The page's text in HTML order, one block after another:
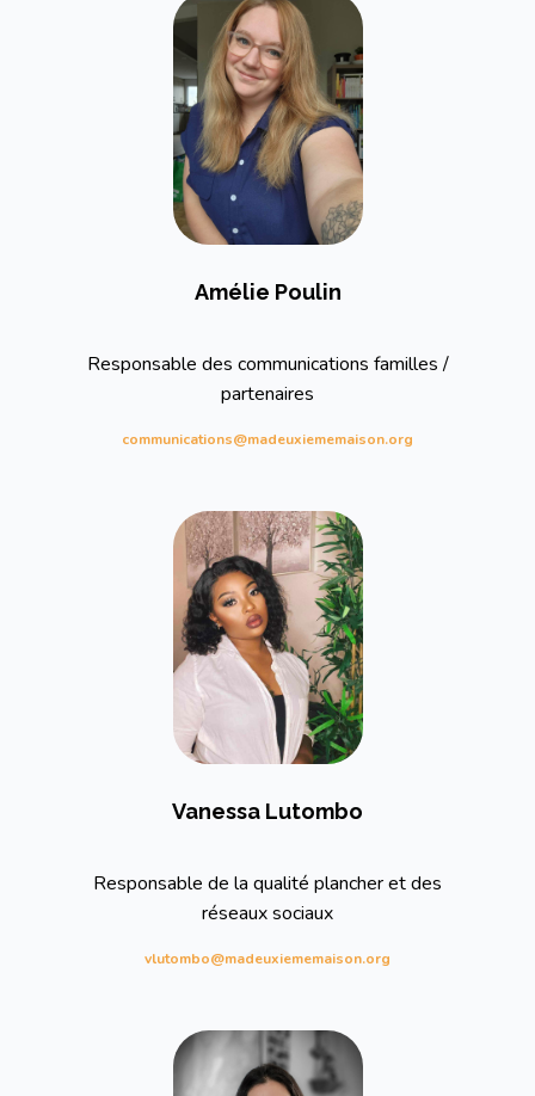
Amélie Poulin
Responsable des communications familles /
partenaires
communications@madeuxiememaison.org
Vanessa Lutombo
Responsable de la qualité plancher et des
réseaux sociaux
vlutombo@madeuxiememaison.org